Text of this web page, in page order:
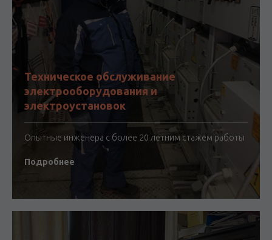
Техническое обслуживание
электрооборудования и
электроустановок
Опытные инженера с более 20 летним стажем работы
Подробнее